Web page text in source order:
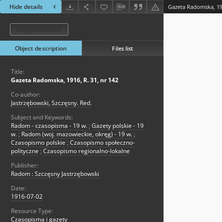
Hide details Gazeta Radomska,
Object description Files list
Title:
Gazeta Radomska, 1916, R. 31, nr 142
Co-author:
Jastrzębowski, Szczęsny. Red.
Subject and Keywords:
Radom - czasopisma - 19 w. ; Gazety polskie - 19
w. ; Radom (woj. mazowieckie, okręg) - 19 w. ;
Czasopismo polskie ; Czasopismo społeczno-
polityczne ; Czasopismo regionalno-lokalne
Publisher:
Radom : Szczęsny Jastrzębowski
Date:
1916-07-02
Resource Type:
Czasopisma i gazety